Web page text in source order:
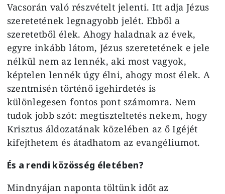
Vacsorán való részvételt jelenti. Itt adja Jézus
szeretetének legnagyobb jelét. Ebből a
szeretetből élek. Ahogy haladnak az évek,
egyre inkább látom, Jézus szeretetének e jele
nélkül nem az lennék, aki most vagyok,
képtelen lennék úgy élni, ahogy most élek. A
szentmisén történő igehirdetés is
különlegesen fontos pont számomra. Nem
tudok jobb szót: megtiszteltetés nekem, hogy
Krisztus áldozatának közelében az ő Igéjét
kifejthetem és átadhatom az evangéliumot.
És a rendi közösség életében?
Mindnyájan naponta töltünk időt az